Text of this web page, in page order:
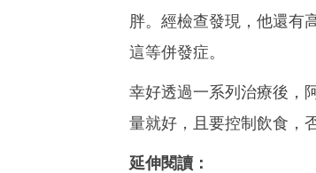
胖。經檢查發現，他還有
這等併發症。
幸好透過一系列治療後，
量就好，且要控制飲食，
延伸閱讀：